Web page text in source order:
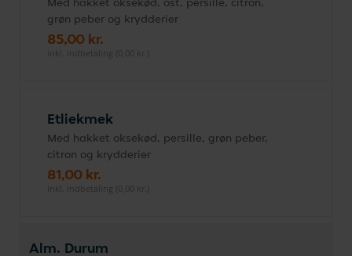
grøn peber og krydderier
85,00 kr.
inkl. indbetaling (0,00 kr.)
Etliekmek
Med hakket oksekød, persille, grøn peber,
citron og krydderier
81,00 kr.
inkl. indbetaling (0,00 kr.)
Alm. Durum